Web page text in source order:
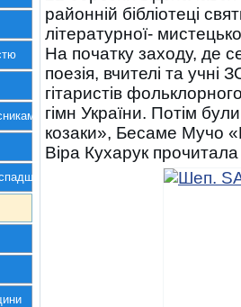
України
районній бібліотеці
літературної-
На початку заходу, де
поезія, вчителі та
гітаристів
гімн України. Потім
козаки», Бесаме Мучо
Віра Кухарук